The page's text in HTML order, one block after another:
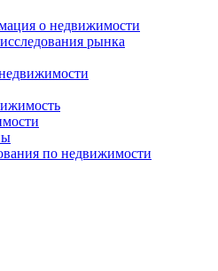
о недвижимости
рынка
по недвижимости